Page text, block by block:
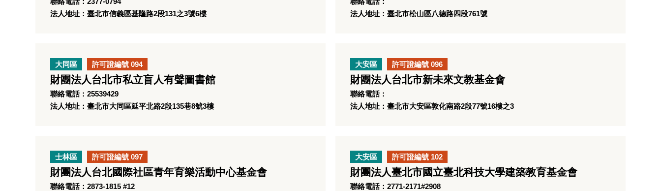
法人地址：臺北市信義區基隆路2段131之3號6樓
法人地址：臺北市松山區八德路四段761號
大同區 許可證編號 094
財團法人台北市私立盲人有聲圖書館
聯絡電話：25539429
法人地址：臺北市大同區延平北路2段135巷8號3樓
大安區 許可證編號 096
財團法人台北市新未來文教基金會
聯絡電話：
法人地址：臺北市大安區敦化南路2段77號16樓之3
士林區 許可證編號 097
財團法人台北國際社區青年育樂活動中心基金會
聯絡電話：2873-1815 #12
大安區 許可證編號 102
財團法人臺北市國立臺北科技大學建築教育基金會
聯絡電話：2771-2171#2908